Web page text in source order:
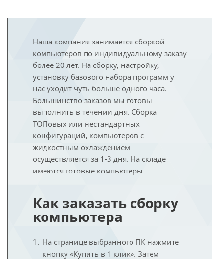
Наша компания занимается сборкой
компьютеров по индивидуальному заказу
более 20 лет. На сборку, настройку,
установку базового набора программ у
нас уходит чуть больше одного часа.
Большинство заказов мы готовы
выполнить в течении дня. Сборка
ТОПовых или нестандартных
конфигураций, компьютеров с
жидкостным охлаждением
осуществляется за 1-3 дня. На складе
имеются готовые компьютеры.
Как заказать сборку
компьютера
На странице выбранного ПК нажмите
кнопку «Купить в 1 клик». Затем